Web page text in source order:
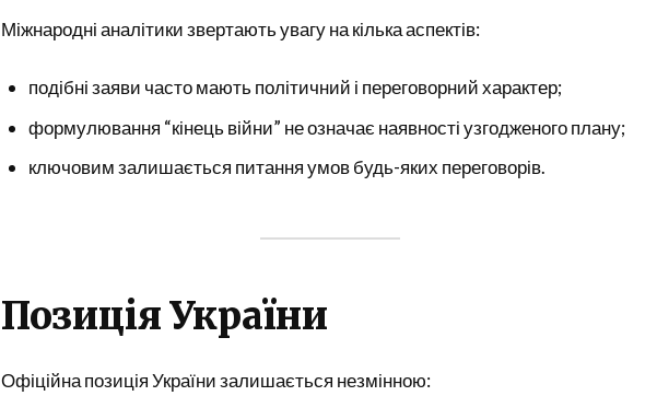
Міжнародні аналітики звертають увагу на кілька аспектів:
подібні заяви часто мають політичний і переговорний характер;
формулювання “кінець війни” не означає наявності узгодженого плану;
ключовим залишається питання умов будь-яких переговорів.
Позиція України
Офіційна позиція України залишається незмінною: